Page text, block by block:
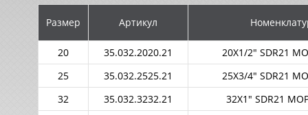
Размер Артикул
20 35.032.2020.21
20X1/2" SDR21
25
35.032.2525.21
25X3/4" SDR21
32
35.032.3232.21
32X1" SDR21